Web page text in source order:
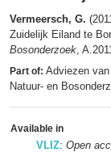
Vermeersch, G.
Zuidelijk Eiland te
Bosonderzoek,
Part of: Adviezen
Natuur- en
Available in
VLIZ: Open